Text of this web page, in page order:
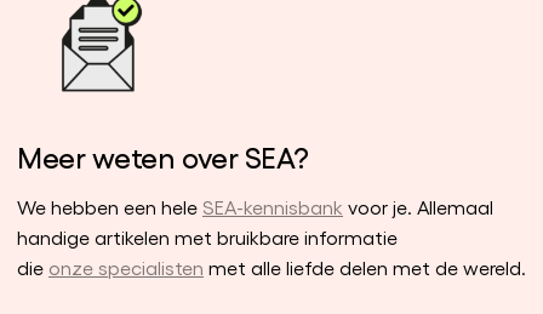
Meer weten over SEA?
We hebben een hele SEA-kennisbank voor je. Allemaal
handige artikelen met bruikbare informatie
die onze specialisten met alle liefde delen met de wereld.